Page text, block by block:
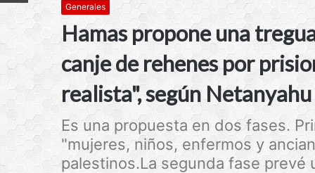
Generales
Hamas propone una
canje de rehenes por
realista", según Netanyahu
Es una propuesta en dos fases.
"mujeres, niños, enfermos y
palestinos.La segunda fase prevé